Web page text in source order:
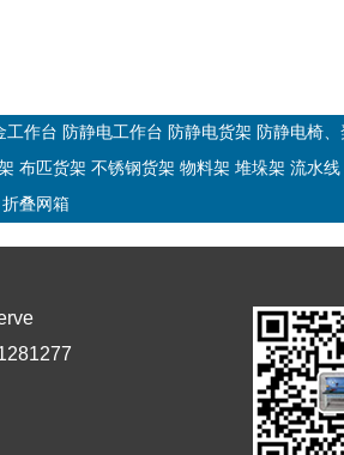
工作台 防静电工作台 防静电货架 防静电椅、
布匹货架 不锈钢货架 物料架 堆垛架 流水线
折叠网箱